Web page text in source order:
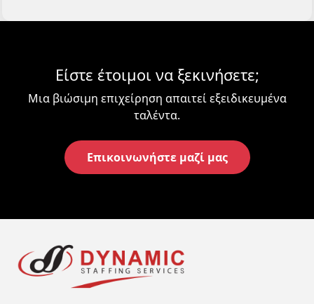
Είστε έτοιμοι να ξεκινήσετε;
Μια βιώσιμη επιχείρηση απαιτεί εξειδικευμένα
ταλέντα.
Επικοινωνήστε μαζί μας